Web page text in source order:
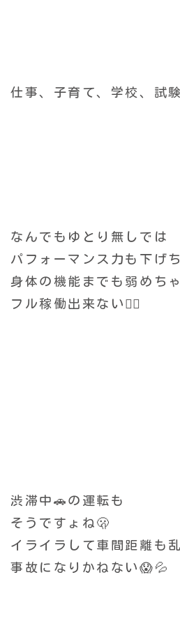
仕事、子育て、学校、試
なんでもゆとり無しでは
パフォーマンス力も下げ
身体の機能までも弱めち
フル稼働出来ない😮‍💨
渋滞中🚗の運転も
そうですょね🫢
イライラして 車間距離も
事故になりかねない😱💦